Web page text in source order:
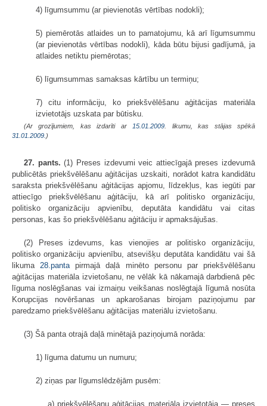
4) līgumsummu (ar pievienotās vērtības nodokli);
5) piemērotās atlaides un to pamatojumu, kā arī līgumsummu
(ar pievienotās vērtības nodokli), kāda būtu bijusi gadījumā, ja
atlaides netiktu piemērotas;
6) līgumsummas samaksas kārtību un termiņu;
7) citu informāciju, ko priekšvēlēšanu aģitācijas materiāla
izvietotājs uzskata par būtisku.
(Ar grozījumiem, kas izdarīti ar 15.01.2009 . likumu, kas stājas spēkā
31.01.2009. )
27. pants. (1) Preses izdevumi veic attiecīgajā preses izdevumā
publicētās priekšvēlēšanu aģitācijas uzskaiti, norādot katra kandidātu
saraksta priekšvēlēšanu aģitācijas apjomu, līdzekļus, kas iegūti par
attiecīgo priekšvēlēšanu aģitāciju, kā arī politisko organizāciju,
politisko organizāciju apvienību, deputāta kandidātu vai citas
personas, kas šo priekšvēlēšanu aģitāciju ir apmaksājušas.
(2) Preses izdevums, kas vienojies ar politisko organizāciju,
politisko organizāciju apvienību, atsevišķu deputāta kandidātu vai šā
likuma 28.panta pirmajā daļā minēto personu par priekšvēlēšanu
aģitācijas materiāla izvietošanu, ne vēlāk kā nākamajā darbdienā pēc
līguma noslēgšanas vai izmaiņu veikšanas noslēgtajā līgumā nosūta
Korupcijas novēršanas un apkarošanas birojam paziņojumu par
paredzamo priekšvēlēšanu aģitācijas materiālu izvietošanu.
(3) Šā panta otrajā daļā minētajā paziņojumā norāda:
1) līguma datumu un numuru;
2) ziņas par līgumslēdzējām pusēm:
a) priekšvēlēšanu aģitācijas materiāla izvietotāja — preses